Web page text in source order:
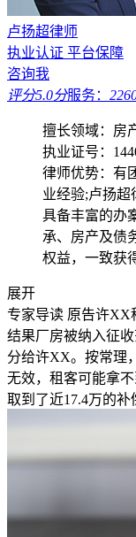
卢扬超律师
执业认证 平台保障
咨询我
评分5.0分服务：
擅长领域：房
执业证号：
律师优势：有
业经验;卢扬超
具备丰富的办
承、房产及债
权益，一致获
展开
专家导读 原告许XX
结果厂房被纳入征
分给许XX。按常理
无效，租客可能拿
取到了近17.4万的补